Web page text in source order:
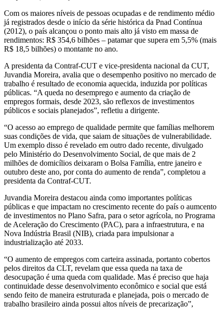
Com os maiores níveis de pessoas ocupadas e de rendimento médio
já registrados desde o início da série histórica da Pnad Contínua
(2012), o país alcançou o ponto mais alto já visto em massa de
rendimentos: R$ 354,6 bilhões – patamar que supera em 5,5% (mais
R$ 18,5 bilhões) o montante no ano.
A presidenta da Contraf-CUT e vice-presidenta nacional da CUT,
Juvandia Moreira, avalia que o desempenho positivo no mercado de
trabalho é resultado de economia aquecida, induzida por políticas
públicas. “A queda no desemprego e aumento da criação de
empregos formais, desde 2023, são reflexos de investimentos
públicos e sociais planejados”, refletiu a dirigente.
“O acesso ao emprego de qualidade permite que famílias melhorem
suas condições de vida, que saiam de situações de vulnerabilidade.
Um exemplo disso é revelado em outro dado recente, divulgado
pelo Ministério do Desenvolvimento Social, de que mais de 2
milhões de domicílios deixaram o Bolsa Família, entre janeiro e
outubro deste ano, por conta do aumento de renda”, completou a
presidenta da Contraf-CUT.
Juvandia Moreira destacou ainda como importantes políticas
públicas e que impactam no crescimento recente do país o aumcento
de investimentos no Plano Safra, para o setor agrícola, no Programa
de Aceleração do Crescimento (PAC), para a infraestrutura, e na
Nova Indústria Brasil (NIB), criada para impulsionar a
industrialização até 2033.
“O aumento de empregos com carteira assinada, portanto cobertos
pelos direitos da CLT, revelam que essa queda na taxa de
desocupação é uma queda com qualidade. Mas é preciso que haja
continuidade desse desenvolvimento econômico e social que está
sendo feito de maneira estruturada e planejada, pois o mercado de
trabalho brasileiro ainda possui altos níveis de precarização”,